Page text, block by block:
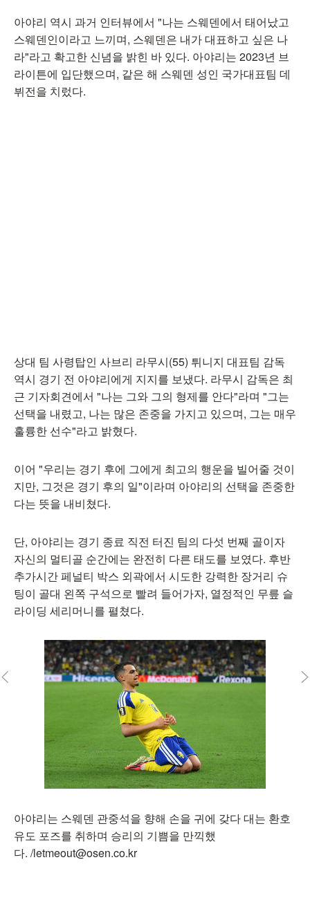
아야리 역시 과거 인터뷰에서 "나는 스웨덴에서 태어났고
스웨덴인이라고 느끼며, 스웨덴은 내가 대표하고 싶은 나
라"라고 확고한 신념을 밝힌 바 있다. 아야리는 2023년 브
라이튼에 입단했으며, 같은 해 스웨덴 성인 국가대표팀 데
뷔전을 치렀다.
상대 팀 사령탑인 사브리 라무시(55) 튀니지 대표팀 감독
역시 경기 전 아야리에게 지지를 보냈다. 라무시 감독은 최
근 기자회견에서 "나는 그와 그의 형제를 안다"라며 "그는
선택을 내렸고, 나는 많은 존중을 가지고 있으며, 그는 매우
훌륭한 선수"라고 밝혔다.
이어 "우리는 경기 후에 그에게 최고의 행운을 빌어줄 것이
지만, 그것은 경기 후의 일"이라며 아야리의 선택을 존중한
다는 뜻을 내비쳤다.
단, 아야리는 경기 종료 직전 터진 팀의 다섯 번째 골이자
자신의 멀티골 순간에는 완전히 다른 태도를 보였다. 후반
추가시간 페널티 박스 외곽에서 시도한 강력한 장거리 슈
팅이 골대 왼쪽 구석으로 빨려 들어가자, 열정적인 무릎 슬
라이딩 세리머니를 펼쳤다.
아야리는 스웨덴 관중석을 향해 손을 귀에 갖다 대는 환호
유도 포즈를 취하며 승리의 기쁨을 만끽했
다. /letmeout@osen.co.kr